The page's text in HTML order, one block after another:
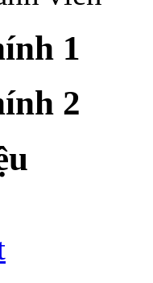
1
2